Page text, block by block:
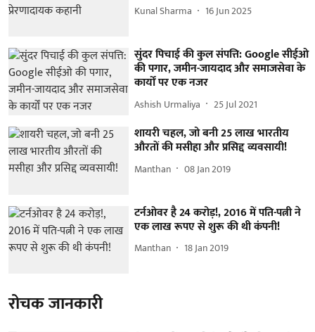
Kunal Sharma 16 Jun 2025
सुंदर पिचाई की कुल संपत्ति: Google सीईओ
की पगार, जमीन-जायदाद और समाजसेवा के
कार्यों पर एक नजर
Ashish Urmaliya 25 Jul 2021
शायरी चहल, जो बनी 25 लाख भारतीय
औरतों की मसीहा और प्रसिद्द व्यवसायी!
Manthan 08 Jan 2019
टर्नओवर है 24 करोड़!, 2016 में पति-पत्नी ने
एक लाख रूपए से शुरू की थी कंपनी!
Manthan 18 Jan 2019
रोचक जानकारी